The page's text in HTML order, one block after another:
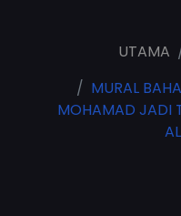
UTAMA
MURAL
MOHAMAD JADI